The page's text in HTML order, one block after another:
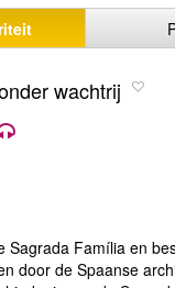
wachtrij
Sagrada Família en
door de Spaanse